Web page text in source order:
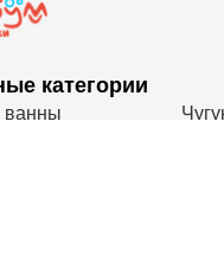
категории
ванны